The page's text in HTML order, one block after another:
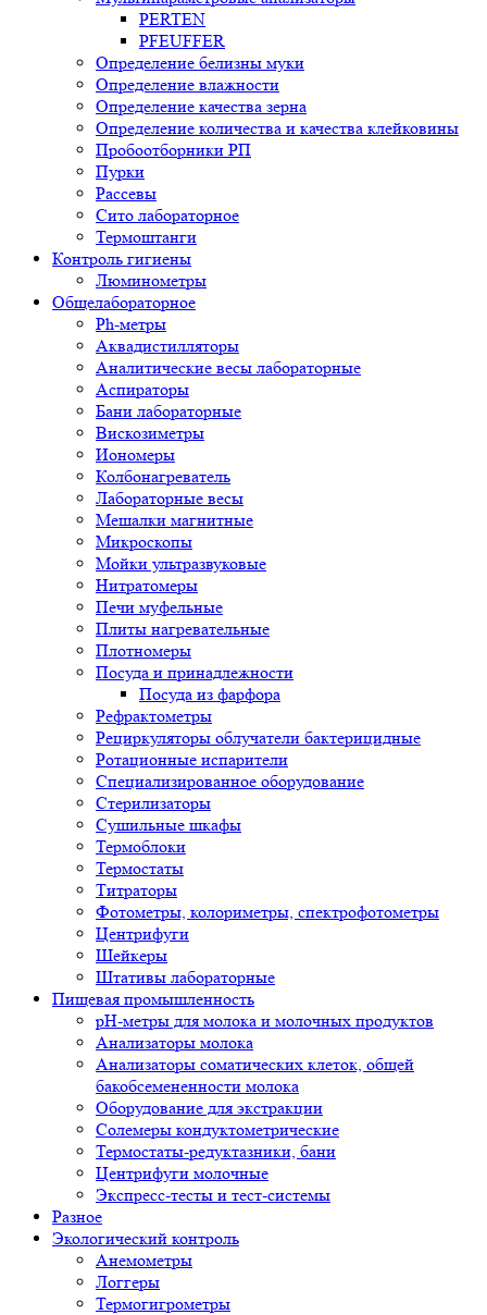
PERTEN
PFEUFFER
Определение белизны муки
Определение влажности
Определение качества зерна
Определение количества и качества клейковины
Пробоотборники РП
Пурки
Рассевы
Сито лабораторное
Термоштанги
Контроль гигиены
Люминометры
Общелабораторное
Ph-метры
Аквадистилляторы
Аналитические весы лабораторные
Аспираторы
Бани лабораторные
Вискозиметры
Иономеры
Колбонагреватель
Лабораторные весы
Мешалки магнитные
Микроскопы
Мойки ультразвуковые
Нитратомеры
Печи муфельные
Плиты нагревательные
Плотномеры
Посуда и принадлежности
Посуда из фарфора
Рефрактометры
Рециркуляторы облучатели бактерицидные
Ротационные испарители
Специализированное оборудование
Стерилизаторы
Сушильные шкафы
Термоблоки
Термостаты
Титраторы
Фотометры, колориметры, спектрофотометры
Центрифуги
Шейкеры
Штативы лабораторные
Пищевая промышленность
pH-метры для молока и молочных продуктов
Анализаторы молока
Анализаторы соматических клеток, общей
бакобсемененности молока
Оборудование для экстракции
Солемеры кондуктометрические
Термостаты-редуктазники, бани
Центрифуги молочные
Экспресс-тесты и тест-системы
Разное
Экологический контроль
Анемометры
Логгеры
Термогигрометры